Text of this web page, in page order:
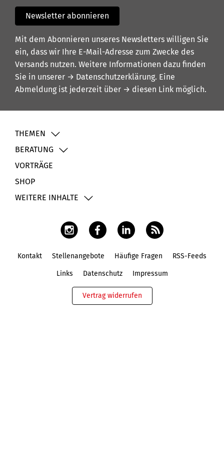
Newsletter abonnieren
Mit dem Abonnieren unseres Newsletters willigen Sie
ein, dass wir Ihre E-Mail-Adresse zum Zwecke des
Versands nutzen. Weitere Informationen dazu finden
Sie in unserer → Datenschutzerklärung. Eine
Abmeldung ist jederzeit über → diesen Link möglich.
THEMEN
BERATUNG
VORTRÄGE
SHOP
WEITERE INHALTE
Kontakt Stellenangebote Häufige Fragen RSS-Feeds
Links Datenschutz Impressum
Vertrag widerrufen